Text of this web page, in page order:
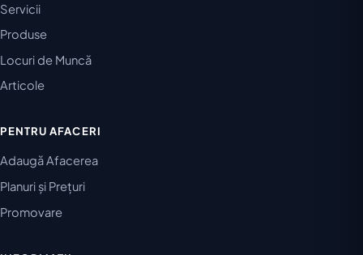
Servicii
Produse
Locuri de Muncă
Articole
PENTRU AFACERI
Adaugă Afacerea
Planuri și Prețuri
Promovare